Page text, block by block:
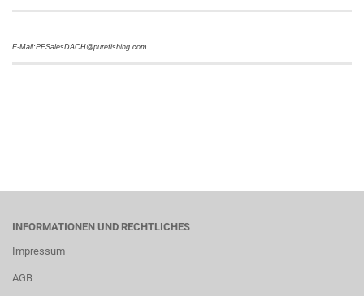
E-Mail:PFSalesDACH@purefishing.com
INFORMATIONEN UND RECHTLICHES
Impressum
AGB